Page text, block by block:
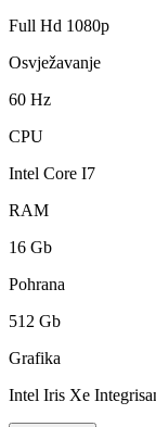
Full Hd 1080p
Osvježavanje
60 Hz
CPU
Intel Core I7
RAM
16 Gb
Pohrana
512 Gb
Grafika
Intel Iris Xe